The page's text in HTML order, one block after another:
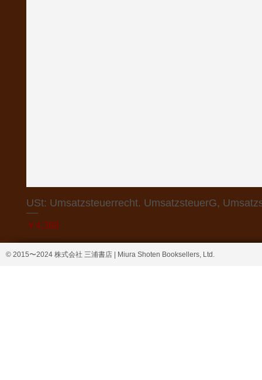
USt: Umsatzsteuerrecht. UmsatzsteuerG,
価格
￥4,368
© 2015〜2024 株式会社 三浦書店 | Miura Shoten Booksellers, Ltd.